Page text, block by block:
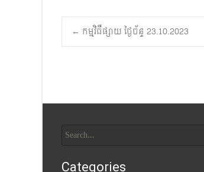
Post
← កម្មវិធីផ្សាយ ថ្ងៃច័ន្ទ 23.10.2023
for:
Categories